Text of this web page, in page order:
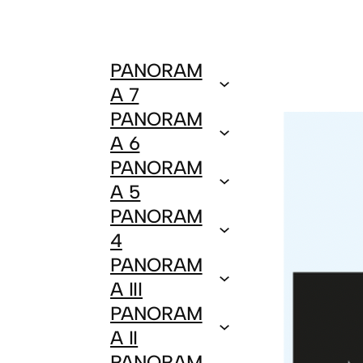
PANORAM
A 7
PANORAM
A 6
PANORAM
A 5
PANORAM
4
PANORAM
A III
PANORAM
A II